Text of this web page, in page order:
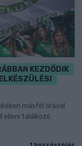
KEZDŐDIK
másfél órával
elleni találkozó
1 hozzászólás